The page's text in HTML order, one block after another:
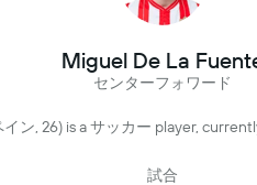
Miguel De La
センターフォワード
ン, 26) is a サッカー player,
試合